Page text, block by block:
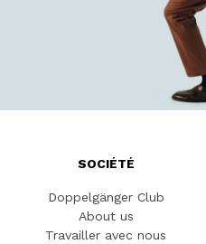
SOCIÉTÉ
Doppelgänger Club
About us
Travailler avec nous